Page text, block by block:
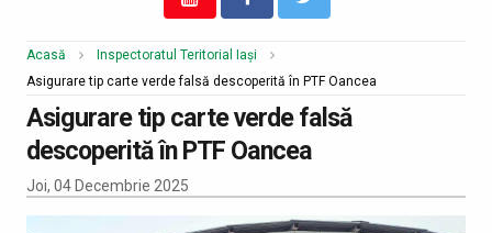
Acasă
Inspectoratul Teritorial Iași
Asigurare tip carte verde falsă descoperită în PTF Oancea
Asigurare tip carte verde falsă
descoperită în PTF Oancea
Joi, 04 Decembrie 2025